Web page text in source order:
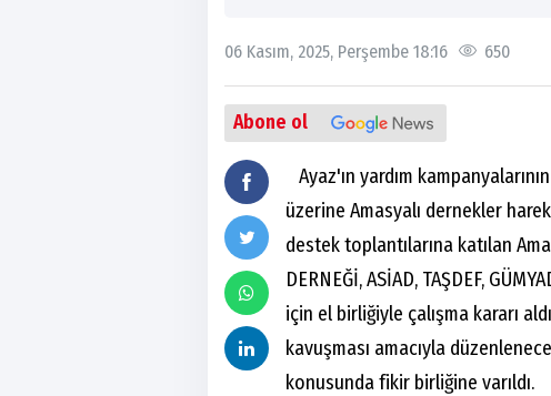
06 Kasım, 2025, Perşembe 18:16 650
Abone ol
Ayaz'ın yardım
üzerine Amasyalı dernekler
destek toplantılarına katılan
DERNEĞİ, ASİAD, TAŞDEF,
için el birliğiyle çalışma kararı
kavuşması amacıyla
konusunda fikir birliğine varıldı.